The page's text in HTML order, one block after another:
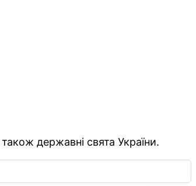
державні свята України.